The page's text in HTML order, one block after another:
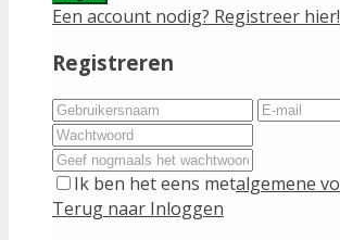
Een account nodig? Registreer hier!
Registreren
Ik ben het eens metalgemene
Terug naar Inloggen